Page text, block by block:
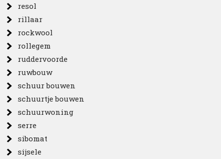
resol
rillaar
rockwool
rollegem
ruddervoorde
ruwbouw
schuur bouwen
schuurtje bouwen
schuurwoning
serre
sibomat
sijsele